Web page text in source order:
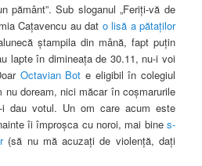
pământ”. Sub sloganul „Feriţi-vă de
Caţavencu au dat o lisă a pătaţilor
ştampila din mână, fapt puţin
lapte în dimineaţa de 30.11, nu-i voi
Octavian Bot e eligibil în colegiul
doream, nici măcar în coşmarurile
dau votul. Un om care acum este
îi împroşca cu noroi, mai bine s-
(să nu mă acuzaţi de violenţă, daţi